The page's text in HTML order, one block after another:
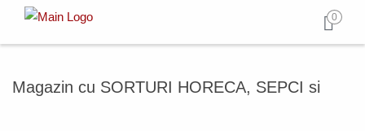
0
Magazin cu SORTURI HORECA, SEPCI si